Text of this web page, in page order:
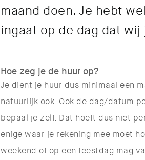
maand doen. Je hebt
ingaat op de dag dat
Hoe zeg je de huur op?
Je dient je huur dus minimaal een
natuurlijk ook. Ook de dag/datum
bepaal je zelf. Dat hoeft dus niet
enige waar je rekening mee moet
weekend of op een feestdag mag